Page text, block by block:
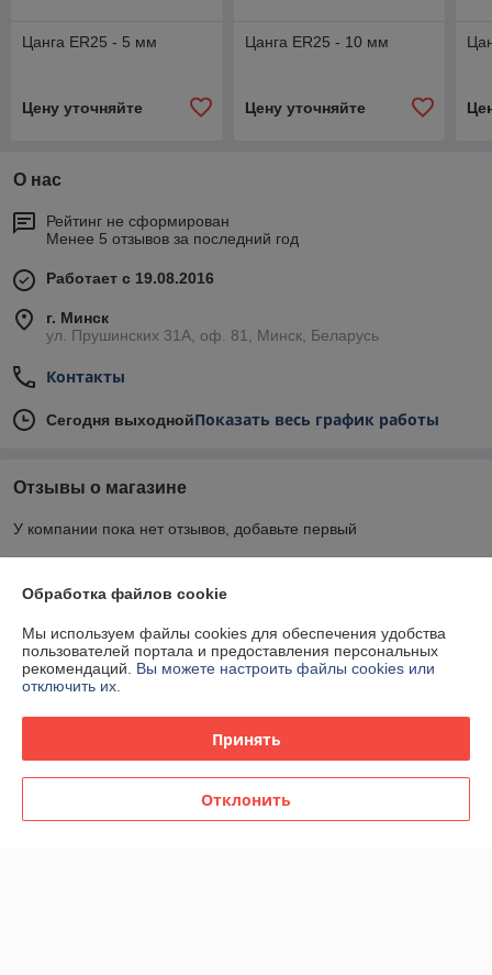
Цанга ER25 - 5 мм
Цену уточняйте
Цанга ER25 - 10 мм
Цену уточняйте
О нас
Рейтинг не сформирован
Менее 5 отзывов за последний год
Работает с 19.08.2016
г. Минск
ул. Прушинских 31А, оф. 81, Минск, Беларусь
Контакты
Сегодня выходнойПоказать весь график работы
Отзывы о магазине
У компании пока нет отзывов, добавьте первый
О нас
Контакты
Доставка и оплата
Обработка файлов cookie
Мы используем файлы cookies для обеспечения удобства
пользователей портала и предоставления персональных
рекомендаций. Вы можете настроить файлы cookies или
отключить их.
Принять
Отклонить